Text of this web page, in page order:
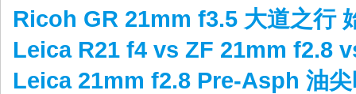
Ricoh GR 21mm f3.5 大道之行
Leica R21 f4 vs ZF 21mm f2.8
Leica 21mm f2.8 Pre-Asph 油